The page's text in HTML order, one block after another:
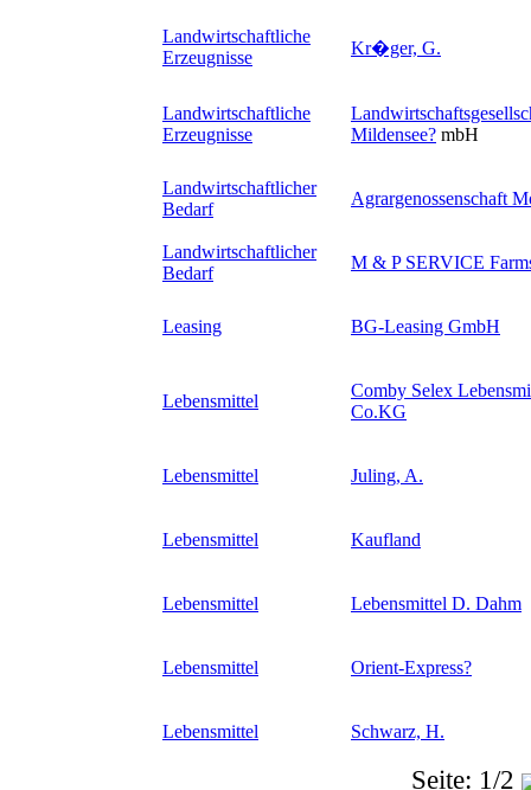
Landwirtschaftliche
Erzeugnisse
Kr�ger, G.
Landwirtschaftliche
Erzeugnisse
Mildensee? mbH
Landwirtschaftlicher
Bedarf
Agrargenossenschaft
Landwirtschaftlicher
Bedarf
M & P SERVICE
Leasing BG-Leasing GmbH
Lebensmittel
Comby Selex
Co.KG
Lebensmittel Juling, A.
Lebensmittel Kaufland
Lebensmittel Lebensmittel D. Dahm
Lebensmittel Orient-Express?
Lebensmittel Schwarz, H.
Seite: 1/2